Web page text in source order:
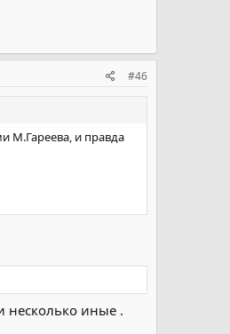
#46
М.Гареева, и правда
несколько иные .